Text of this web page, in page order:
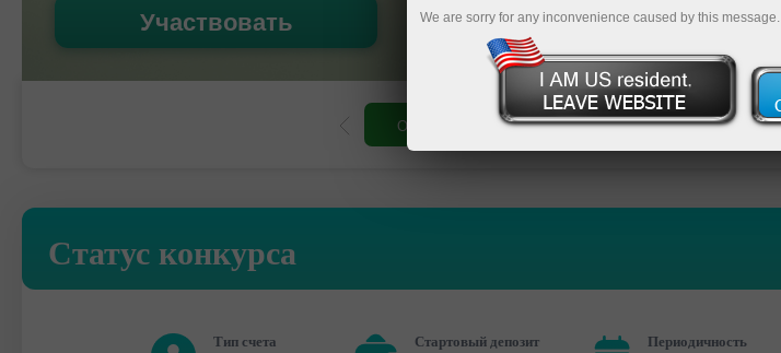
Участвовать
Статус конкурса
Тип счета Стартовый депозит Периодичность
We are sorry for any inconvenience caused by this message.